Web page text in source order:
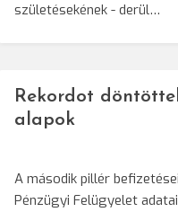
születésekének - derül…
Rekordot
alapok
A második pillér
Pénzügyi Felügyelet